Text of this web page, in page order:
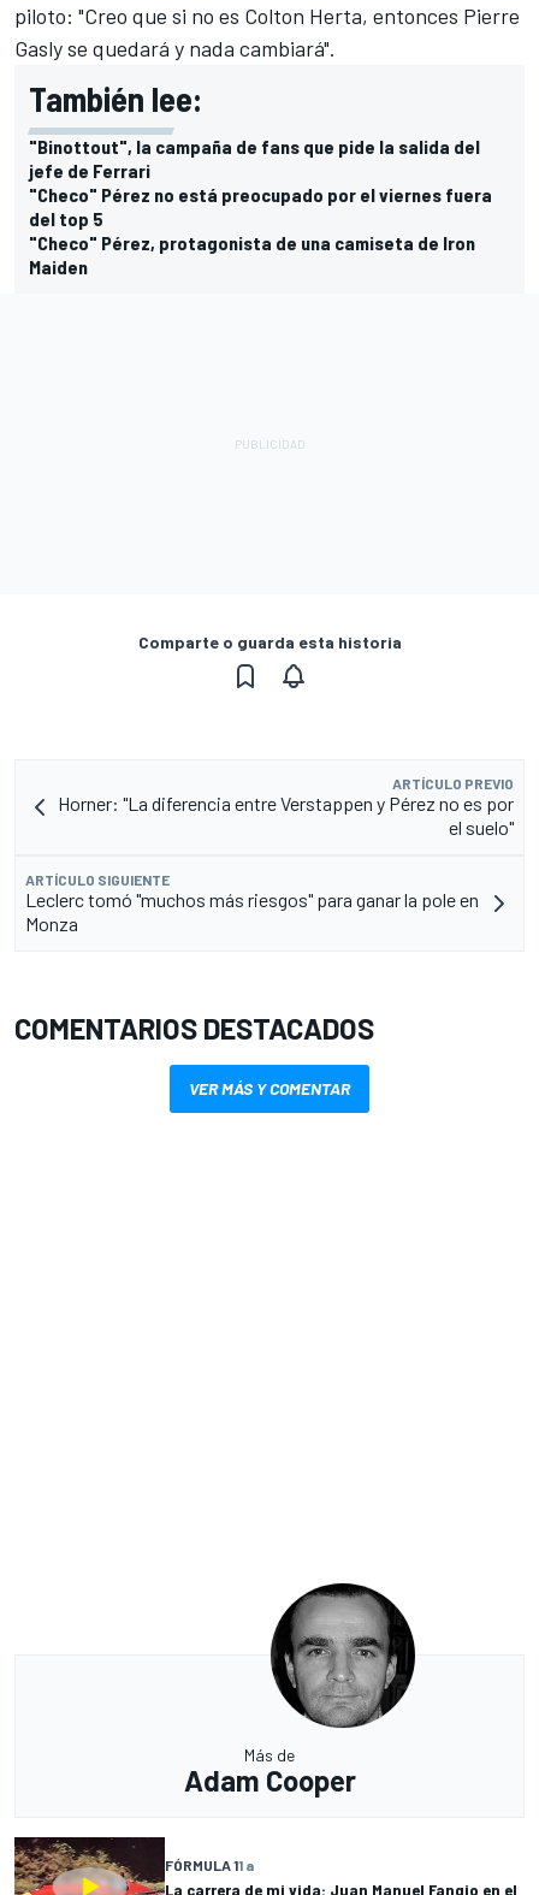
piloto: "Creo que si no es Colton Herta, entonces Pierre
Gasly se quedará y nada cambiará".
También lee:
"Binottout", la campaña de fans que pide la salida del
jefe de Ferrari
"Checo" Pérez no está preocupado por el viernes fuera
del top 5
"Checo" Pérez, protagonista de una camiseta de Iron
Maiden
Comparte o guarda esta historia
ARTÍCULO PREVIO
Horner: "La diferencia entre Verstappen y Pérez no es por
el suelo"
ARTÍCULO SIGUIENTE
Leclerc tomó "muchos más riesgos" para ganar la pole en
Monza
COMENTARIOS DESTACADOS
VER MÁS Y COMENTAR
Más de
Adam Cooper
FÓRMULA 11 a
La carrera de mi vida: Juan Manuel Fangio en el